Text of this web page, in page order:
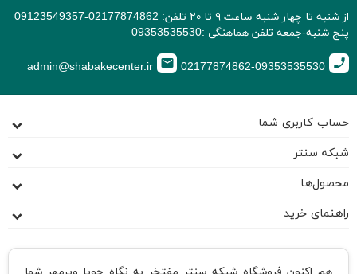
از شنبه تا چهار شنبه ساعت ۹ تا ۲۰ تلفن: 02177874862-09123549357
پنج شنبه-جمعه تلفن هماهنگی :09353535530
call
02177874862-09353535530
email
حساب کاربری شما
شبکه سنتر
محصول‌ها
راهنمای خرید
هم اکنون فروشگاه شبکه سنتر مفتخر به نگاه جویا وپرمهر شما